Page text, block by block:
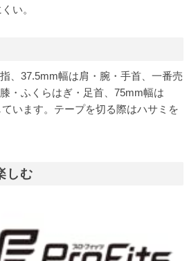
い。
、37.5mm幅は肩・腕・手首、一番売
・ふくらはぎ・足首、75mm幅は
います。テープを切る際はハサミを
しむ